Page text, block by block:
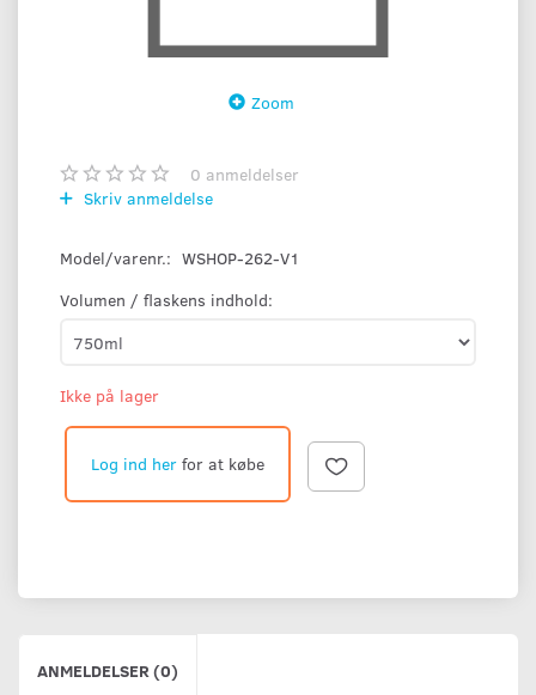
Zoom
0 anmeldelser
Skriv anmeldelse
Model/varenr.: WSHOP-262-V1
Volumen / flaskens indhold:
Ikke på lager
Log ind her for at købe
ANMELDELSER (0)